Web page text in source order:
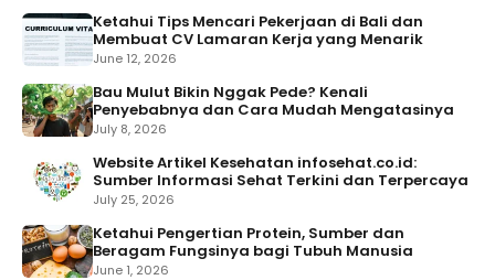
Ketahui Tips Mencari Pekerjaan di Bali dan
Membuat CV Lamaran Kerja yang Menarik
June 12, 2026
Bau Mulut Bikin Nggak Pede? Kenali
Penyebabnya dan Cara Mudah Mengatasinya
July 8, 2026
Website Artikel Kesehatan infosehat.co.id:
Sumber Informasi Sehat Terkini dan Terpercaya
July 25, 2026
Ketahui Pengertian Protein, Sumber dan
Beragam Fungsinya bagi Tubuh Manusia
June 1, 2026